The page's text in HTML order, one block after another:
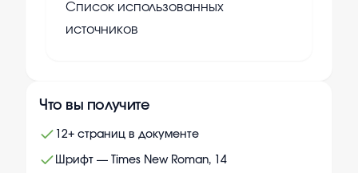
Список использованных
источников
Что вы получите
12+ страниц в документе
Шрифт — Times New Roman, 14